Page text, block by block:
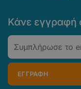
Κάνε εγγραφή
Email
ΕΓΓΡΑΦΗ